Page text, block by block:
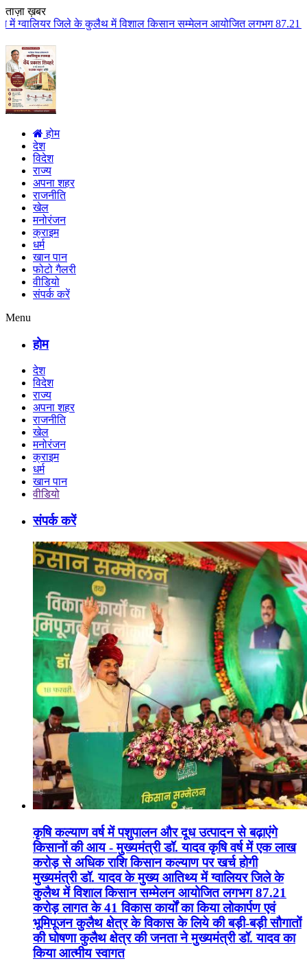
ताज़ा ख़बर
विशाल किसान सम्मेलन आयोजित लगभग 87.21 करोड़ लागत के 41
होम
देश
विदेश
राज्य
अपना शहर
राजनीति
खेल
मनोरंजन
क्राइम
धर्म
खान पान
फोटो गैलरी
वीडियो
संपर्क करें
Menu
होम
देश
विदेश
राज्य
अपना शहर
राजनीति
खेल
मनोरंजन
क्राइम
धर्म
खान पान
वीडियो
संपर्क करें
कृषि कल्याण वर्ष में पशुपालन और दूध उत्पादन से बढ़ाएंगे
किसानों की आय - मुख्यमंत्री डॉ. यादव कृषि वर्ष में एक लाख
करोड़ से अधिक राशि किसान कल्याण पर खर्च होगी
मुख्यमंत्री डॉ. यादव के मुख्य आतिथ्य में ग्वालियर जिले के
कुलैथ में विशाल किसान सम्मेलन आयोजित लगभग 87.21
करोड़ लागत के 41 विकास कार्यों का किया लोकार्पण एवं
भूमिपूजन कुलैथ क्षेत्र के विकास के लिये की बड़ी-बड़ी सौगातों
की घोषणा कुलैथ क्षेत्र की जनता ने मुख्यमंत्री डॉ. यादव का
किया आत्मीय स्वागत